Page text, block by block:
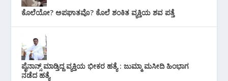
ಕೊಲೆಯೋ? ಅಪಘಾತವೊ? ಕೊಲೆ ಶಂಕಿತ ವ್ಯಕ್ತಿಯ ಶವ ಪತ್ತೆ
ಪೈನಾನ್ಸ್ ಮಾಡ್ತಿದ್ದ ವ್ಯಕ್ತಿಯ ಭೀಕರ‌ ಹತ್ಯೆ : ಜುಮ್ಮಾ ಮಸೀದಿ ಹಿಂಭಾಗ
ನಡೆದ ಹತ್ಯೆ